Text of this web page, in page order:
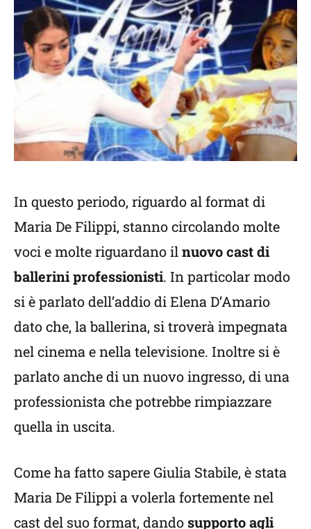
In questo periodo, riguardo al format di
Maria De Filippi, stanno circolando molte
voci e molte riguardano ilnuovo cast di
ballerini professionisti. In particolar modo
si è parlato dell’addio di Elena D’Amario
dato che, la ballerina, si troverà impegnata
nel cinema e nella televisione. Inoltre si è
parlato anche di un nuovo ingresso, di una
professionista che potrebbe rimpiazzare
quella in uscita.
Come ha fatto sapere Giulia Stabile, è stata
Maria De Filippi a volerla fortemente nel
cast del suo format, dando supporto agli